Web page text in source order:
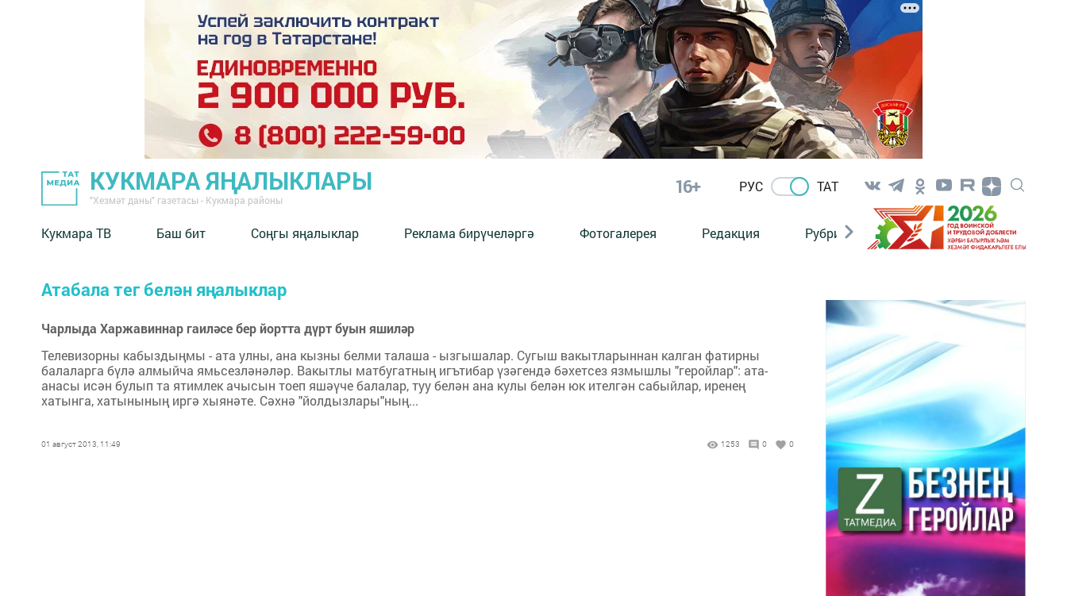
КУКМАРА ЯҢАЛЫКЛАРЫ
"Хезмәт даны" газетасы - Кукмара районы
16+ РУС ТАТ
Кукмара ТВ Баш бит Соңгы яңалыклар Реклама бирүчеләргә Фотогалерея Редакция Рубрикалар
Атабала тег белән яңалыклар
Чарлыда Харжавиннар гаиләсе бер йортта дүрт буын яшиләр
Телевизорны кабыздыңмы - ата улны, ана кызны белми талаша - ызгышалар. Сугыш вакытларыннан калган фатирны
балаларга бүлә алмыйча ямьсезләнәләр. Вакытлы матбугатның игътибар үзәгендә бәхетсез язмышлы "геройлар": ата-
анасы исән булып та ятимлек ачысын тоеп яшәүче балалар, туу белән ана кулы белән юк ителгән сабыйлар, иренең
хатынга, хатынының иргә хыянәте. Сәхнә "йолдызлары"ның...
01 август 2013, 11:49 1253 0 0